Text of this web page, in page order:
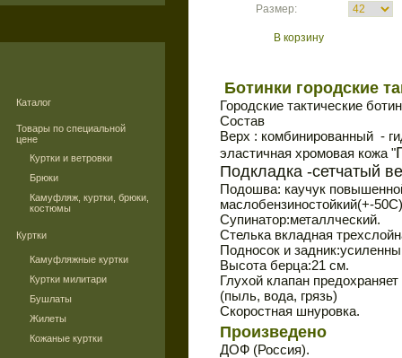
Каталог
Товары по специальной
цене
Куртки и ветровки
Брюки
Камуфляж, куртки, брюки,
костюмы
Куртки
Камуфляжные куртки
Куртки милитари
Бушлаты
Жилеты
Кожаные куртки
Размер:
В корзину
Ботинки городские
Городские тактические
Состав
Верх : комбинированный -
эластичная хромовая кожа "
Подкладка -сетчатый
Подошва: каучук
маслобензиностойкий(+-
Супинатор:металлческий.
Стелька вкладная
Подносок и
Высота берца:21 см.
Глухой клапан
(пыль, вода, грязь)
Скоростная шнуровка.
Произведено
ДОФ (Россия).